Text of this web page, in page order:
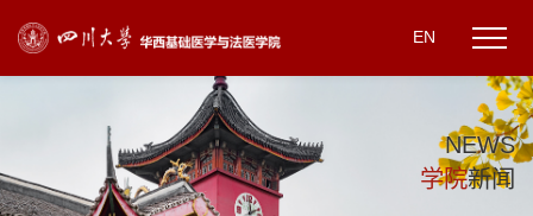
EN
NEWS
学院新闻